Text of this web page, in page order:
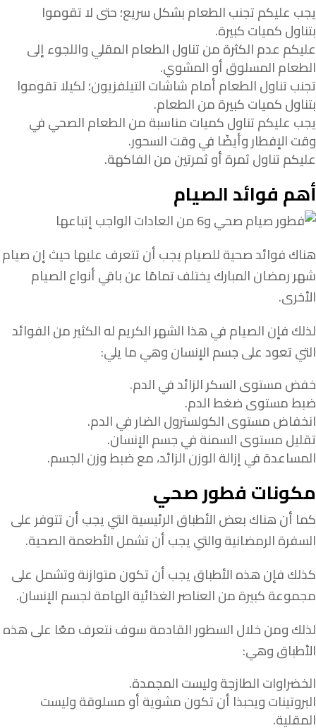
يجب عليكم تجنب الطعام بشكل سريع؛ حتى لا تقوموا
بتناول كميات كبيرة.
عليكم عدم الكثرة من تناول الطعام المقلي واللجوء إلى
الطعام المسلوق أو المشوي.
تجنب تناول الطعام أمام شاشات التيلفزيون؛ لكيلا تقوموا
بتناول كميات كبيرة من الطعام.
يجب عليكم تناول كميات مناسبة من الطعام الصحي في
وقت الإفطار وأيضًا في وقت السحور.
عليكم تناول ثمرة أو ثمرتين من الفاكهة.
أهم فوائد الصيام
هناك فوائد صحية للصيام يجب أن تتعرف عليها حيث إن صيام
شهر رمضان المبارك يختلف تمامًا عن باقي أنواع الصيام
الأخرى.
لذلك فإن الصيام في هذا الشهر الكريم له الكثير من الفوائد
التي تعود على جسم الإنسان وهي ما يلي:
خفض مستوى السكر الزائد في الدم.
ضبط مستوى ضغط الدم.
انخفاض مستوى الكولسترول الضار في الدم.
تقليل مستوى السمنة في جسم الإنسان.
المساعدة في إزالة الوزن الزائد، مع ضبط وزن الجسم.
مكونات فطور صحي
كما أن هناك بعض الأطباق الرئيسية التي يجب أن تتوفر على
السفرة الرمضانية والتي يجب أن تشمل الأطعمة الصحية.
كذلك فإن هذه الأطباق يجب أن تكون متوازنة وتشمل على
مجموعة كبيرة من العناصر الغذائية الهامة لجسم الإنسان.
لذلك ومن خلال السطور القادمة سوف نتعرف معًا على هذه
الأطباق وهي:
الخضراوات الطازجة وليست المجمدة.
البروتينات ويحبذا أن تكون مشوية أو مسلوقة وليست
المقلية.